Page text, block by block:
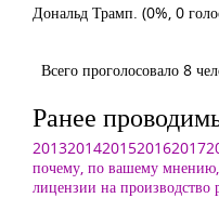
Дональд Трамп. (0%, 0
Всего проголосовало 8
Ранее
20132014201520162017
почему, по вашему
лицензии на производство